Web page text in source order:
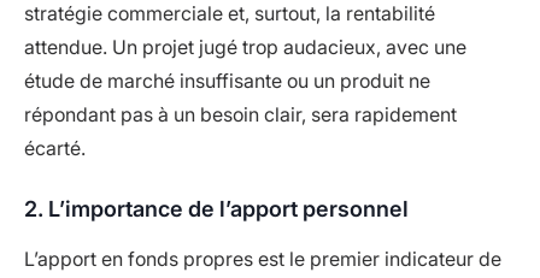
stratégie commerciale et, surtout, la rentabilité
attendue. Un projet jugé trop audacieux, avec une
étude de marché insuffisante ou un produit ne
répondant pas à un besoin clair, sera rapidement
écarté.
2. L’importance de l’apport personnel
L’apport en fonds propres est le premier indicateur de